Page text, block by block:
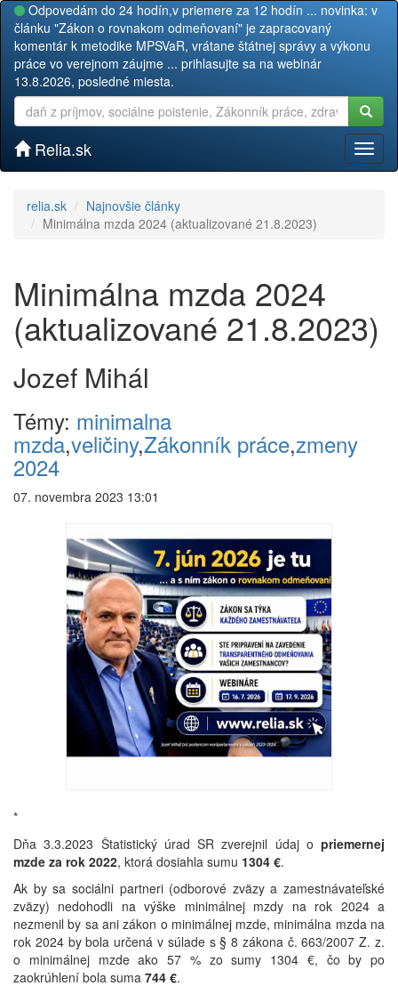
Odpovedám do 24 hodín,v priemere za 12 hodín ... novinka: v
článku "Zákon o rovnakom odmeňovaní" je zapracovaný
komentár k metodike MPSVaR, vrátane štátnej správy a výkonu
práce vo verejnom záujme ... prihlasujte sa na webinár
13.8.2026, posledné miesta.
Relia.sk
relia.sk
Najnovšie články
Minimálna mzda 2024 (aktualizované 21.8.2023)
Minimálna mzda 2024
(aktualizované 21.8.2023)
Jozef Mihál
Témy: minimalna
mzda,veličiny,Zákonník práce,zmeny
2024
07. novembra 2023 13:01
*
Dňa 3.3.2023 Štatistický úrad SR zverejnil údaj o priemernej
mzde za rok 2022, ktorá dosiahla sumu 1304 €.
Ak by sa sociálni partneri (odborové zväzy a zamestnávateľské
zväzy) nedohodli na výške minimálnej mzdy na rok 2024 a
nezmenil by sa ani zákon o minimálnej mzde, minimálna mzda na
rok 2024 by bola určená v súlade s § 8 zákona č. 663/2007 Z. z.
o minimálnej mzde ako 57 % zo sumy 1304 €, čo by po
zaokrúhlení bola suma 744 €.